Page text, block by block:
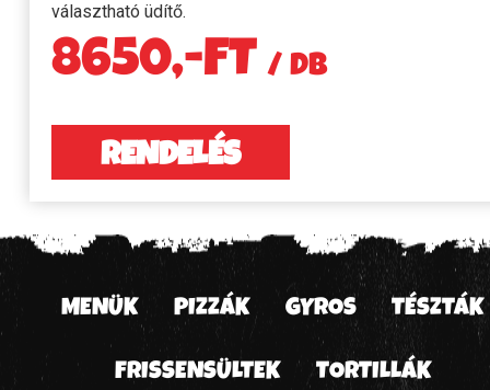
választható üdítő.
8650,-FT / DB
RENDELÉS
MENÜK PIZZÁK GYROS TÉSZTÁK
FRISSENSÜLTEK TORTILLÁK